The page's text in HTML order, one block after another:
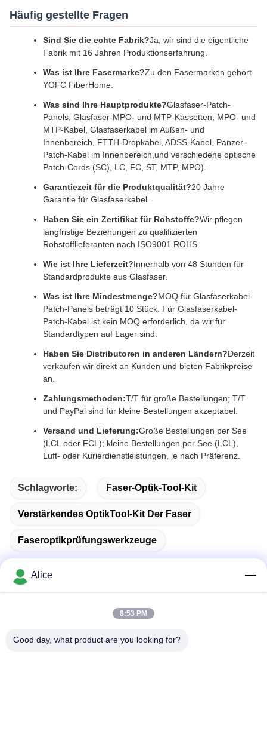
Häufig gestellte Fragen
Sind Sie die echte Fabrik?Ja, wir sind die eigentliche
Fabrik mit 16 Jahren Produktionserfahrung.
Was ist Ihre Fasermarke?Zu den Fasermarken gehört
YOFC FiberHome.
Was sind Ihre Hauptprodukte?Glasfaser-Patch-
Panels, Glasfaser-MPO- und MTP-Kassetten, MPO- und
MTP-Kabel, Glasfaserkabel im Außen- und
Innenbereich, FTTH-Dropkabel, ADSS-Kabel, Panzer-
Patch-Kabel im Innenbereich,und verschiedene optische
Patch-Cords (SC), LC, FC, ST, MTP, MPO).
Garantiezeit für die Produktqualität?20 Jahre
Garantie für Glasfaserkabel.
Haben Sie ein Zertifikat für Rohstoffe?Wir pflegen
langfristige Beziehungen zu qualifizierten
Rohstofflieferanten nach ISO9001 ROHS.
Wie ist Ihre Lieferzeit?Innerhalb von 48 Stunden für
Standardprodukte aus Glasfaser.
Was ist Ihre Mindestmenge?MOQ für Glasfaserkabel-
Patch-Panels beträgt 10 Stück. Für Glasfaserkabel-
Patch-Kabel ist kein MOQ erforderlich, da wir für
Standardtypen auf Lager sind.
Haben Sie Distributoren in anderen Ländern?Derzeit
verkaufen wir direkt an Kunden und bieten Fabrikpreise
an.
Zahlungsmethoden:T/T für große Bestellungen; T/T
und PayPal sind für kleine Bestellungen akzeptabel.
Versand und Lieferung:Große Bestellungen per See
(LCL oder FCL); kleine Bestellungen per See (LCL),
Luft- oder Kurierdienstleistungen, je nach Präferenz.
Schlagworte: Faser-Optik-Tool-Kit
Verstärkendes OptikTool-Kit Der Faser
Faseroptikprüfungswerkzeuge
Schnelle Kontaktaufnahme
Anschrift
Alice
8:53 PM
Good day, what product are you looking for?